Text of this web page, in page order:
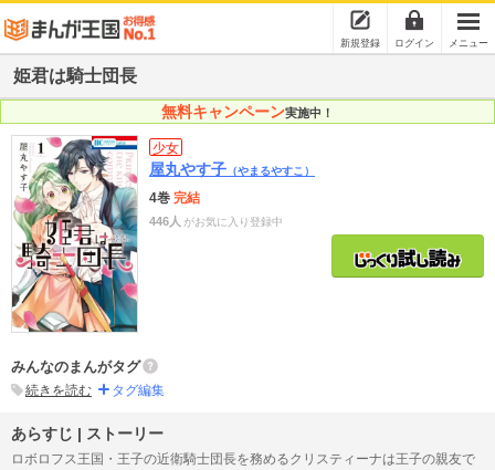
新規登録 ログイン メニュー
姫君は騎士団長
無料キャンペーン実施中！
少女
屋丸やす子 （やまるやすこ）
4巻 完結
446人 がお気に入り登録中
みんなのまんがタグ
続きを読む タグ編集
あらすじ | ストーリー
ロボロフス王国・王子の近衛騎士団長を務めるクリスティーナは王子の親友で